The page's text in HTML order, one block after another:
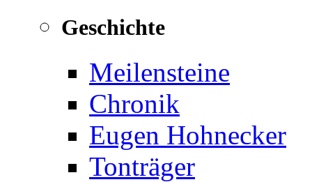
Geschichte
Meilensteine
Chronik
Eugen Hohnecker
Tonträger